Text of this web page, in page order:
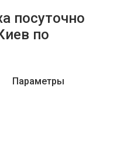
посуточно
по
Параметры